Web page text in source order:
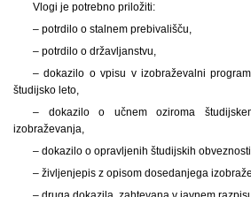
Vlogi je potrebno priložiti:
– potrdilo o stalnem prebivališču,
– potrdilo o državljanstvu,
– dokazilo o vpisu v izobraževalni
študijsko leto,
– dokazilo o učnem oziroma
izobraževanja,
– dokazilo o opravljenih študijskih
– življenjepis z opisom dosedanjega